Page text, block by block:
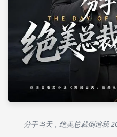
分手当天，绝美总裁倒追我